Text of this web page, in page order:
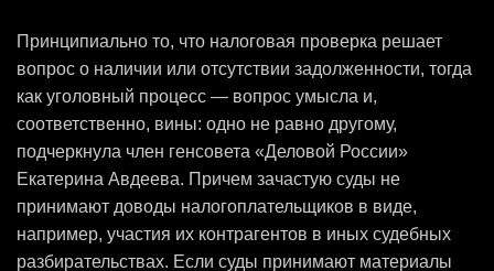
Принципиально то, что налоговая проверка решает
вопрос о наличии или отсутствии задолженности, тогда
как уголовный процесс — вопрос умысла и,
соответственно, вины: одно не равно другому,
подчеркнула член генсовета «Деловой России»
Екатерина Авдеева. Причем зачастую суды не
принимают доводы налогоплательщиков в виде,
например, участия их контрагентов в иных судебных
разбирательствах. Если суды принимают материалы